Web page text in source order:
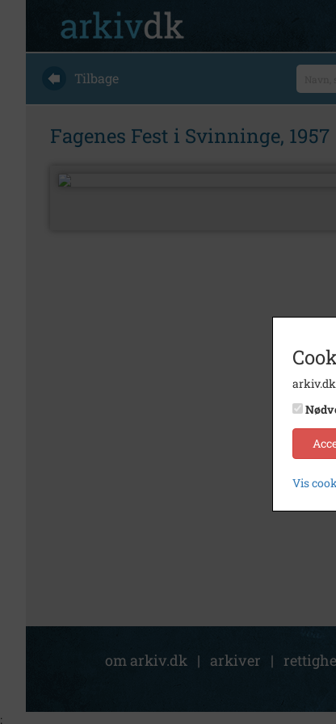
Tilbage
Fagenes Fest i Svinninge, 1957
om arkiv.dk | arkiver |
Vis
;